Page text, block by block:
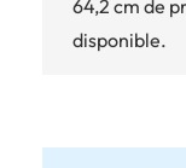
64,2 cm de
disponible.